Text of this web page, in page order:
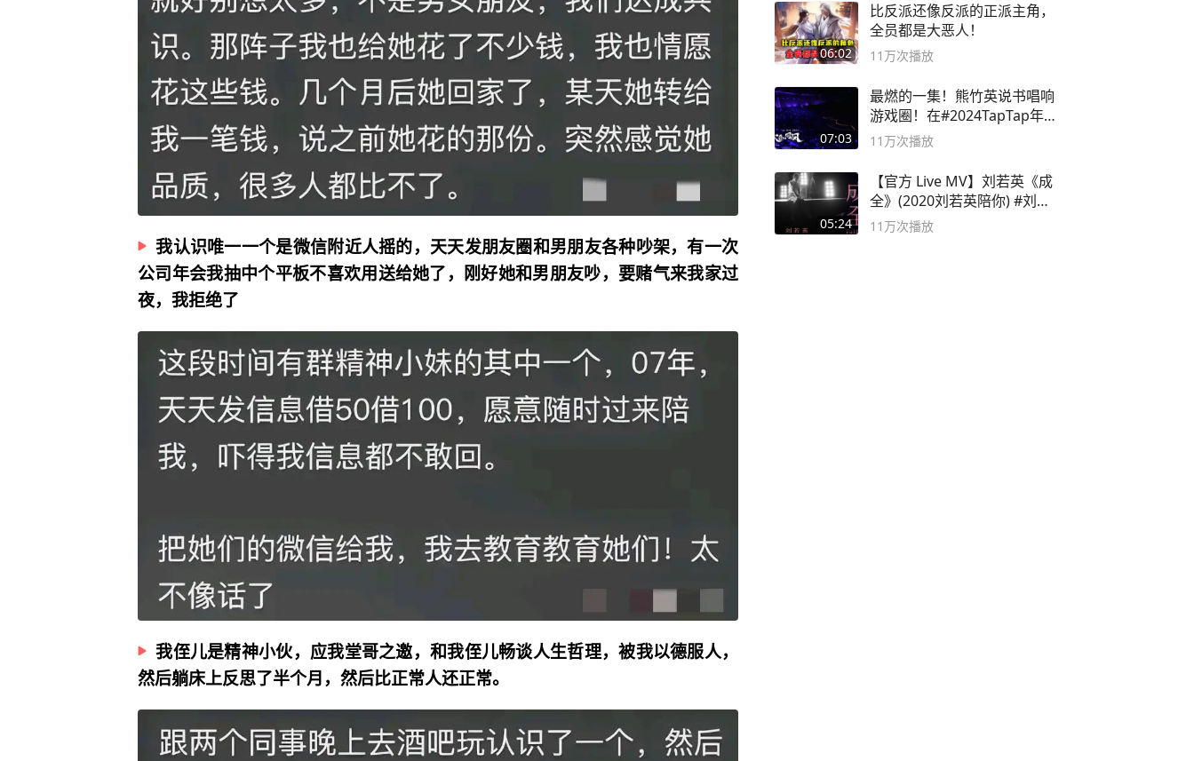
我认识唯一一个是微信附近人摇的，天天发朋友圈和男朋友各种吵架，有一次
公司年会我抽中个平板不喜欢用送给她了，刚好她和男朋友吵，要赌气来我家过
夜，我拒绝了
我侄儿是精神小伙，应我堂哥之邀，和我侄儿畅谈人生哲理，被我以德服人，
然后躺床上反思了半个月，然后比正常人还正常。
06:02
比反派还像反派的正派主角，
全员都是大恶人！
11万次播放
07:03
最燃的一集！熊竹英说书唱响
游戏圈！在#2024TapTap年
度游戏大赏
11万次播放
05:24
【官方 Live MV】刘若英《成
全》(2020刘若英陪你) #刘若
英 #成全
11万次播放